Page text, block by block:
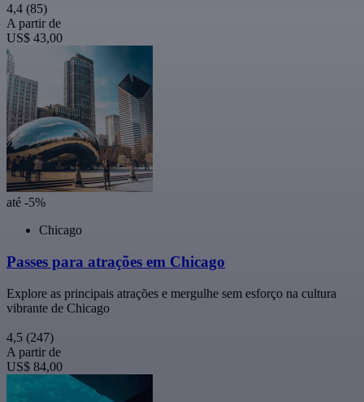
4,4 (85)
A partir de
US$ 43,00
até -5%
Chicago
Passes para atrações em Chicago
Explore as principais atrações e mergulhe sem esforço na cultura
vibrante de Chicago
4,5 (247)
A partir de
US$ 84,00